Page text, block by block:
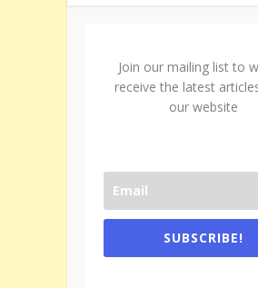
Join our mailing list to
receive the latest
our website
SUBSCRIBE!